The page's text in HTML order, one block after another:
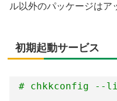
ル以外のパッケージはア
初期起動サービス
# chkkconfig